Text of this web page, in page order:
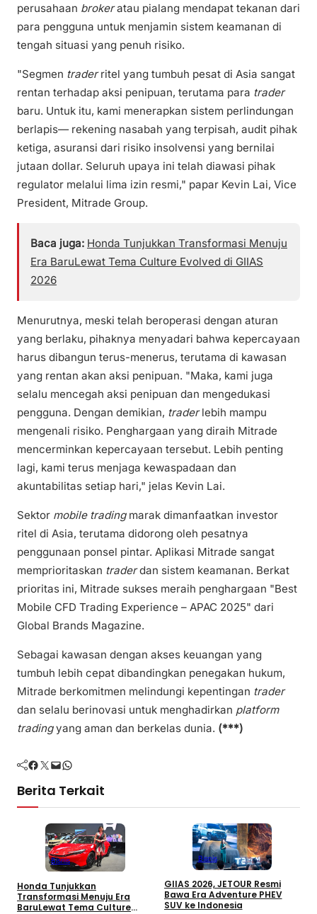
perusahaan brokeratau pialang mendapat tekanan dari
para pengguna untuk menjamin sistem keamanan di
tengah situasi yang penuh risiko.
"Segmen traderritel yang tumbuh pesat di Asia sangat
rentan terhadap aksi penipuan, terutama para trader
baru. Untuk itu, kami menerapkan sistem perlindungan
berlapis— rekening nasabah yang terpisah, audit pihak
ketiga, asuransi dari risiko insolvensi yang bernilai
jutaan dollar. Seluruh upaya ini telah diawasi pihak
regulator melalui lima izin resmi," papar Kevin Lai, Vice
President, Mitrade Group.
Baca juga: Honda Tunjukkan Transformasi Menuju
Era BaruLewat Tema Culture Evolved di GIIAS
2026
Menurutnya, meski telah beroperasi dengan aturan
yang berlaku, pihaknya menyadari bahwa kepercayaan
harus dibangun terus-menerus, terutama di kawasan
yang rentan akan aksi penipuan. "Maka, kami juga
selalu mencegah aksi penipuan dan mengedukasi
pengguna. Dengan demikian, traderlebih mampu
mengenali risiko. Penghargaan yang diraih Mitrade
mencerminkan kepercayaan tersebut. Lebih penting
lagi, kami terus menjaga kewaspadaan dan
akuntabilitas setiap hari," jelas Kevin Lai.
Sektor mobile tradingmarak dimanfaatkan investor
ritel di Asia, terutama didorong oleh pesatnya
penggunaan ponsel pintar. Aplikasi Mitrade sangat
memprioritaskan traderdan sistem keamanan. Berkat
prioritas ini, Mitrade sukses meraih penghargaan "Best
Mobile CFD Trading Experience – APAC 2025" dari
Global Brands Magazine.
Sebagai kawasan dengan akses keuangan yang
tumbuh lebih cepat dibandingkan penegakan hukum,
Mitrade berkomitmen melindungi kepentingan trader
dan selalu berinovasi untuk menghadirkan platform
tradingyang aman dan berkelas dunia. (***)
Facebook Twitter Mail WhatsApp
Berita Terkait
Bisnis
Honda Tunjukkan
Transformasi Menuju Era
BaruLewat Tema Culture
Bisnis
GIIAS 2026, JETOUR Resmi
Bawa Era Adventure PHEV
SUV ke Indonesia